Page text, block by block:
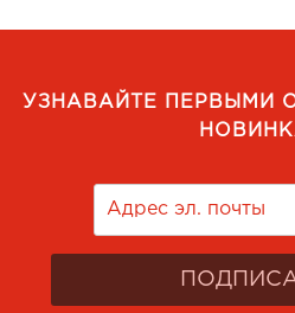
УЗНАВАЙТЕ ПЕРВЫМИ